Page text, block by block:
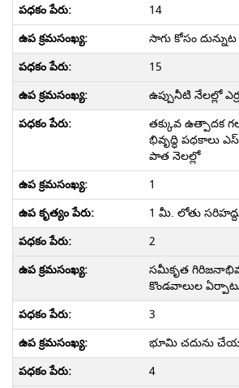
14
సాగు కోసం దున్నుట
15
ఉప్పునీటి నేలల్లో
తక్కువ ఉత్పాదక
భివృద్ధి పధకాలు
పాత నెలల్లో
1
1 మీ. లోతు
2
సమీకృత
కొండవాలుల
3
భూమి చదును
4